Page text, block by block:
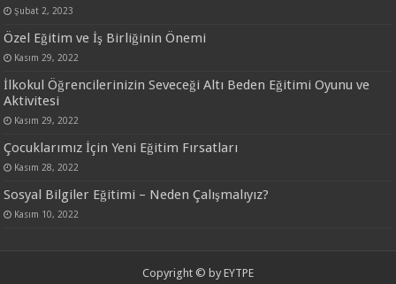
Şubat 2, 2023
Özel Eğitim ve İş Birliğinin Önemi
Kasım 29, 2022
İlkokul Öğrencilerinizin Seveceği Altı Beden Eğitimi Oyunu ve
Aktivitesi
Kasım 29, 2022
Çocuklarımız İçin Yeni Eğitim Fırsatları
Kasım 28, 2022
Sosyal Bilgiler Eğitimi – Neden Çalışmalıyız?
Kasım 10, 2022
Copyright © by EYTPE